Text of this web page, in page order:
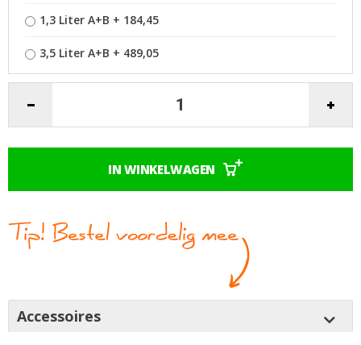
1,3 Liter A+B + 184,45
3,5 Liter A+B + 489,05
Accessoires
IN WINKELWAGEN